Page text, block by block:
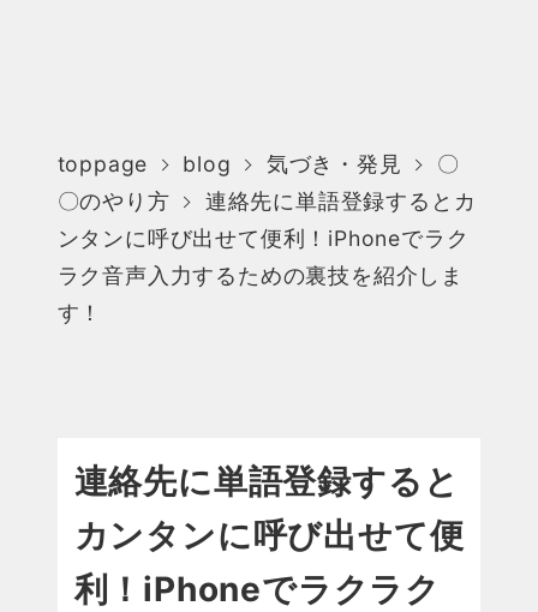
toppage blog 気づき・発見
〇
〇のやり方
連絡先に単語登録するとカ
ンタンに呼び出せて便利！iPhoneでラク
ラク音声入力するための裏技を紹介しま
す！
連絡先に単語登録すると
カンタンに呼び出せて便
利！iPhoneでラクラク